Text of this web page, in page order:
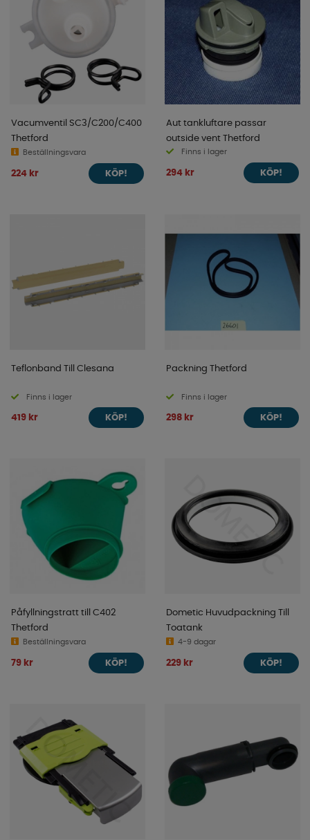
Vacumventil SC3/C200/C400
Thetford
Beställningsvara
224 kr KÖP!
Aut tankluftare passar
outside vent Thetford
Finns i lager
294 kr KÖP!
Teflonband Till Clesana
Finns i lager
419 kr KÖP!
Packning Thetford
Finns i lager
298 kr KÖP!
Påfyllningstratt till C402
Thetford
Beställningsvara
79 kr KÖP!
Dometic Huvudpackning Till
Toatank
4-9 dagar
229 kr KÖP!